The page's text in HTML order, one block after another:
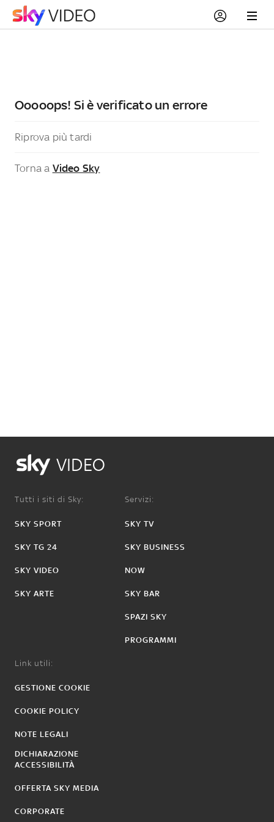
Ooooops! Si è verificato un errore
Riprova più tardi
Torna a Video Sky
VIDEO
Tutti i siti di Sky:
SKY SPORT
SKY TG 24
SKY VIDEO
SKY ARTE
Servizi:
SKY TV
SKY BUSINESS
NOW
SKY BAR
SPAZI SKY
PROGRAMMI
Link utili:
GESTIONE COOKIE
COOKIE POLICY
NOTE LEGALI
DICHIARAZIONE
ACCESSIBILITÀ
OFFERTA SKY MEDIA
CORPORATE